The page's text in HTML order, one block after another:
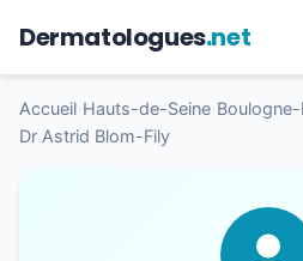
Dermatologues.net
Accueil Hauts-de-Seine
Dr Astrid Blom-Fily